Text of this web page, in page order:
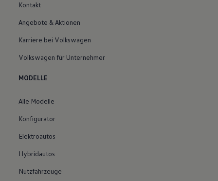
Kontakt
Angebote & Aktionen
Karriere bei Volkswagen
Volkswagen für Unternehmer
MODELLE
Alle Modelle
Konfigurator
Elektroautos
Hybridautos
Nutzfahrzeuge